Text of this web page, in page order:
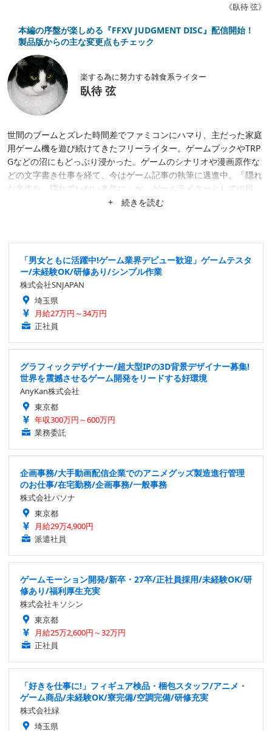
《臥待 弦》
本編の序盤が楽しめる『FFXV JUDGMENT DISC』配信開始！
製品版からの主な変更点もチェック
楽する為に努力する雑食系ライター
臥待 弦
世間のブームとズレた時間差でファミコンにハマり、主だった家庭
用ゲーム機を遊び続けてきたフリーライター。ゲームブックやTRP
Gなどの沼にもどっぷり浸かった。ゲームのシナリオや漫画原作な
どの文字書き仕事を経て、今はゲーム記事の執筆に邁進中。「隠れ
た名作を、隠れていない名作に」が、ゲームライターとしての目
標。隙あらば、あまり知られていない作品にスポットを当てたが
+ 続きを読む
「男女ともに活躍中!ゲーム業界デビュー歓迎」ゲームテスタ
ー/未経験OK/研修あり/シンプル作業
株式会社SNJAPAN
埼玉県
月給27万円～34万円
正社員
グラフィックデザイナー/超大型IPの3D背景デザイナー募集!
世界を震撼させるゲーム開発をリードする好環境
AnyKan株式会社
東京都
年収300万円～600万円
業務委託
企画事務/大手動画配信企業でのアニメグッズ製造進行管理
のお仕事/在宅勤務/企画事務/一般事務
株式会社パソナ
東京都
月給29万4,900円
派遣社員
ゲームモーション開発/新卒・27卒/正社員採用/未経験OK/研
修あり/福利厚生充実
株式会社キソシン
東京都
月給25万2,600円～32万円
正社員
「好きを仕事に!」フィギュア検品・梱包スタッフ/アニメ・
ゲーム商品/未経験OK/寮完備/空調完備/研修充実
株式会社緑
埼玉県